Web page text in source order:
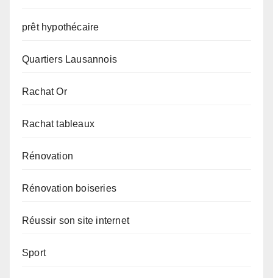
prêt hypothécaire
Quartiers Lausannois
Rachat Or
Rachat tableaux
Rénovation
Rénovation boiseries
Réussir son site internet
Sport